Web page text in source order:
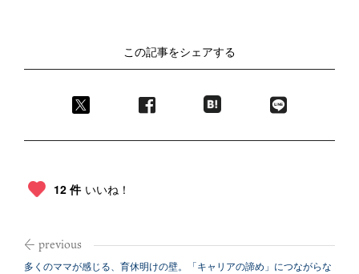
この記事をシェアする
12 件 いいね！
多くのママが感じる、育休明けの壁。「キャリアの諦め」につながらな